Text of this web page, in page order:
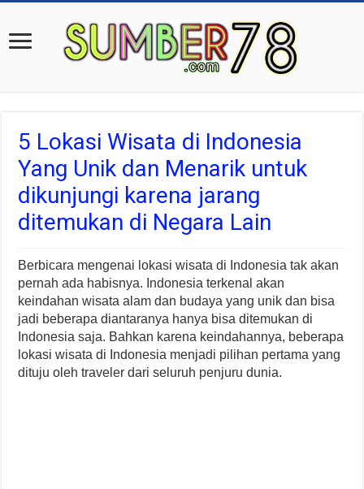
5 Lokasi Wisata di Indonesia
Yang Unik dan Menarik untuk
dikunjungi karena jarang
ditemukan di Negara Lain
Berbicara mengenai lokasi wisata di Indonesia tak akan
pernah ada habisnya. Indonesia terkenal akan
keindahan wisata alam dan budaya yang unik dan bisa
jadi beberapa diantaranya hanya bisa ditemukan di
Indonesia saja. Bahkan karena keindahannya, beberapa
lokasi wisata di Indonesia menjadi pilihan pertama yang
dituju oleh traveler dari seluruh penjuru dunia.